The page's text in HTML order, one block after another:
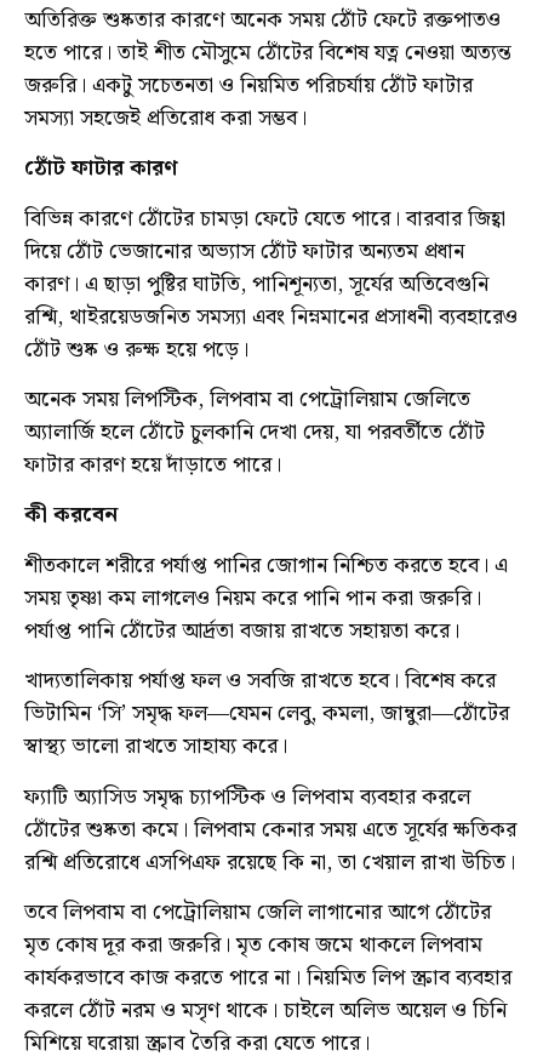
অতিরিক্ত শুষ্কতার কারণে অনেক সময় ঠোঁট ফেটে রক্তপাতও
হতে পারে। তাই শীত মৌসুমে ঠোঁটের বিশেষ যত্ন নেওয়া অত্যন্ত
জরুরি। একটু সচেতনতা ও নিয়মিত পরিচর্যায় ঠোঁট ফাটার
সমস্যা সহজেই প্রতিরোধ করা সম্ভব।
ঠোঁট ফাটার কারণ
বিভিন্ন কারণে ঠোঁটের চামড়া ফেটে যেতে পারে। বারবার জিহ্বা
দিয়ে ঠোঁট ভেজানোর অভ্যাস ঠোঁট ফাটার অন্যতম প্রধান
কারণ। এ ছাড়া পুষ্টির ঘাটতি, পানিশূন্যতা, সূর্যের অতিবেগুনি
রশ্মি, থাইরয়েডজনিত সমস্যা এবং নিম্নমানের প্রসাধনী ব্যবহারেও
ঠোঁট শুষ্ক ও রুক্ষ হয়ে পড়ে।
অনেক সময় লিপস্টিক, লিপবাম বা পেট্রোলিয়াম জেলিতে
অ্যালার্জি হলে ঠোঁটে চুলকানি দেখা দেয়, যা পরবর্তীতে ঠোঁট
ফাটার কারণ হয়ে দাঁড়াতে পারে।
কী করবেন
শীতকালে শরীরে পর্যাপ্ত পানির জোগান নিশ্চিত করতে হবে। এ
সময় তৃষ্ণা কম লাগলেও নিয়ম করে পানি পান করা জরুরি।
পর্যাপ্ত পানি ঠোঁটের আর্দ্রতা বজায় রাখতে সহায়তা করে।
খাদ্যতালিকায় পর্যাপ্ত ফল ও সবজি রাখতে হবে। বিশেষ করে
ভিটামিন ‘সি’ সমৃদ্ধ ফল—যেমন লেবু, কমলা, জাম্বুরা—ঠোঁটের
স্বাস্থ্য ভালো রাখতে সাহায্য করে।
ফ্যাটি অ্যাসিড সমৃদ্ধ চ্যাপস্টিক ও লিপবাম ব্যবহার করলে
ঠোঁটের শুষ্কতা কমে। লিপবাম কেনার সময় এতে সূর্যের ক্ষতিকর
রশ্মি প্রতিরোধে এসপিএফ রয়েছে কি না, তা খেয়াল রাখা উচিত।
তবে লিপবাম বা পেট্রোলিয়াম জেলি লাগানোর আগে ঠোঁটের
মৃত কোষ দূর করা জরুরি। মৃত কোষ জমে থাকলে লিপবাম
কার্যকরভাবে কাজ করতে পারে না। নিয়মিত লিপ স্ক্রাব ব্যবহার
করলে ঠোঁট নরম ও মসৃণ থাকে। চাইলে অলিভ অয়েল ও চিনি
মিশিয়ে ঘরোয়া স্ক্রাব তৈরি করা যেতে পারে।